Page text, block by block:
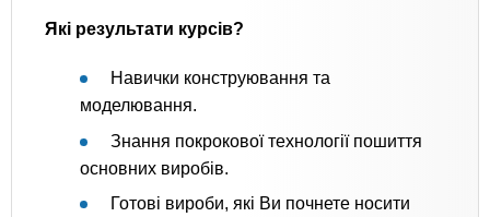
Які результати курсів?
Навички конструювання та
моделювання.
Знання покрокової технології пошиття
основних виробів.
Готові вироби, які Ви почнете носити